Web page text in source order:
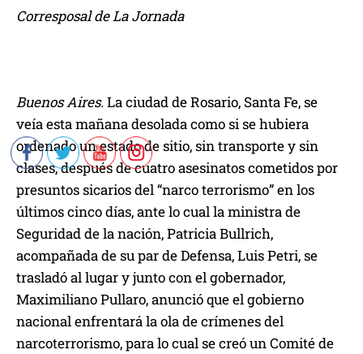
Corresposal de La Jornada
Buenos Aires.La ciudad de Rosario, Santa Fe, se
veía esta mañana desolada como si se hubiera
ordenado un estado de sitio, sin transporte y sin
clases, después de cuatro asesinatos cometidos por
presuntos sicarios del “narco terrorismo” en los
últimos cinco días, ante lo cual la ministra de
Seguridad de la nación, Patricia Bullrich,
acompañada de su par de Defensa, Luis Petri, se
trasladó al lugar y junto con el gobernador,
Maximiliano Pullaro, anunció que el gobierno
nacional enfrentará la ola de crímenes del
narcoterrorismo, para lo cual se creó un Comité de